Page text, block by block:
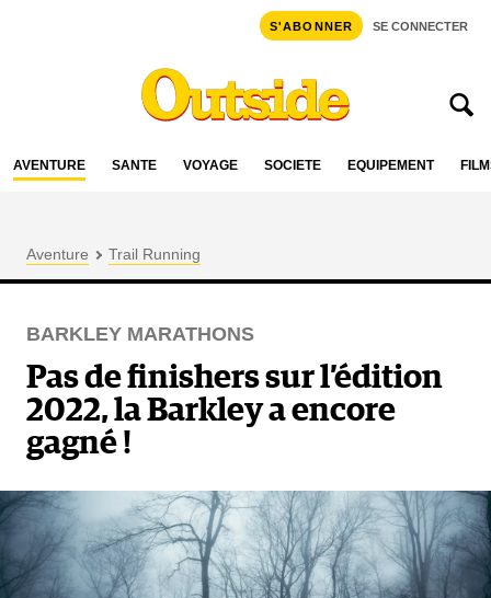
S'ABONNER SE CONNECTER
AVENTURE SANTÉ VOYAGE SOCIÉTÉ ÉQUIPEMENT
Aventure Trail Running
BARKLEY MARATHONS
Pas de finishers sur l’édition
2022, la Barkley a encore
gagné !